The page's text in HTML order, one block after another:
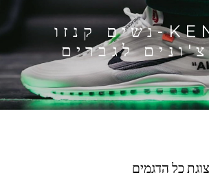
KENZO-נשים קנזו
לגברים
כל הדגמים